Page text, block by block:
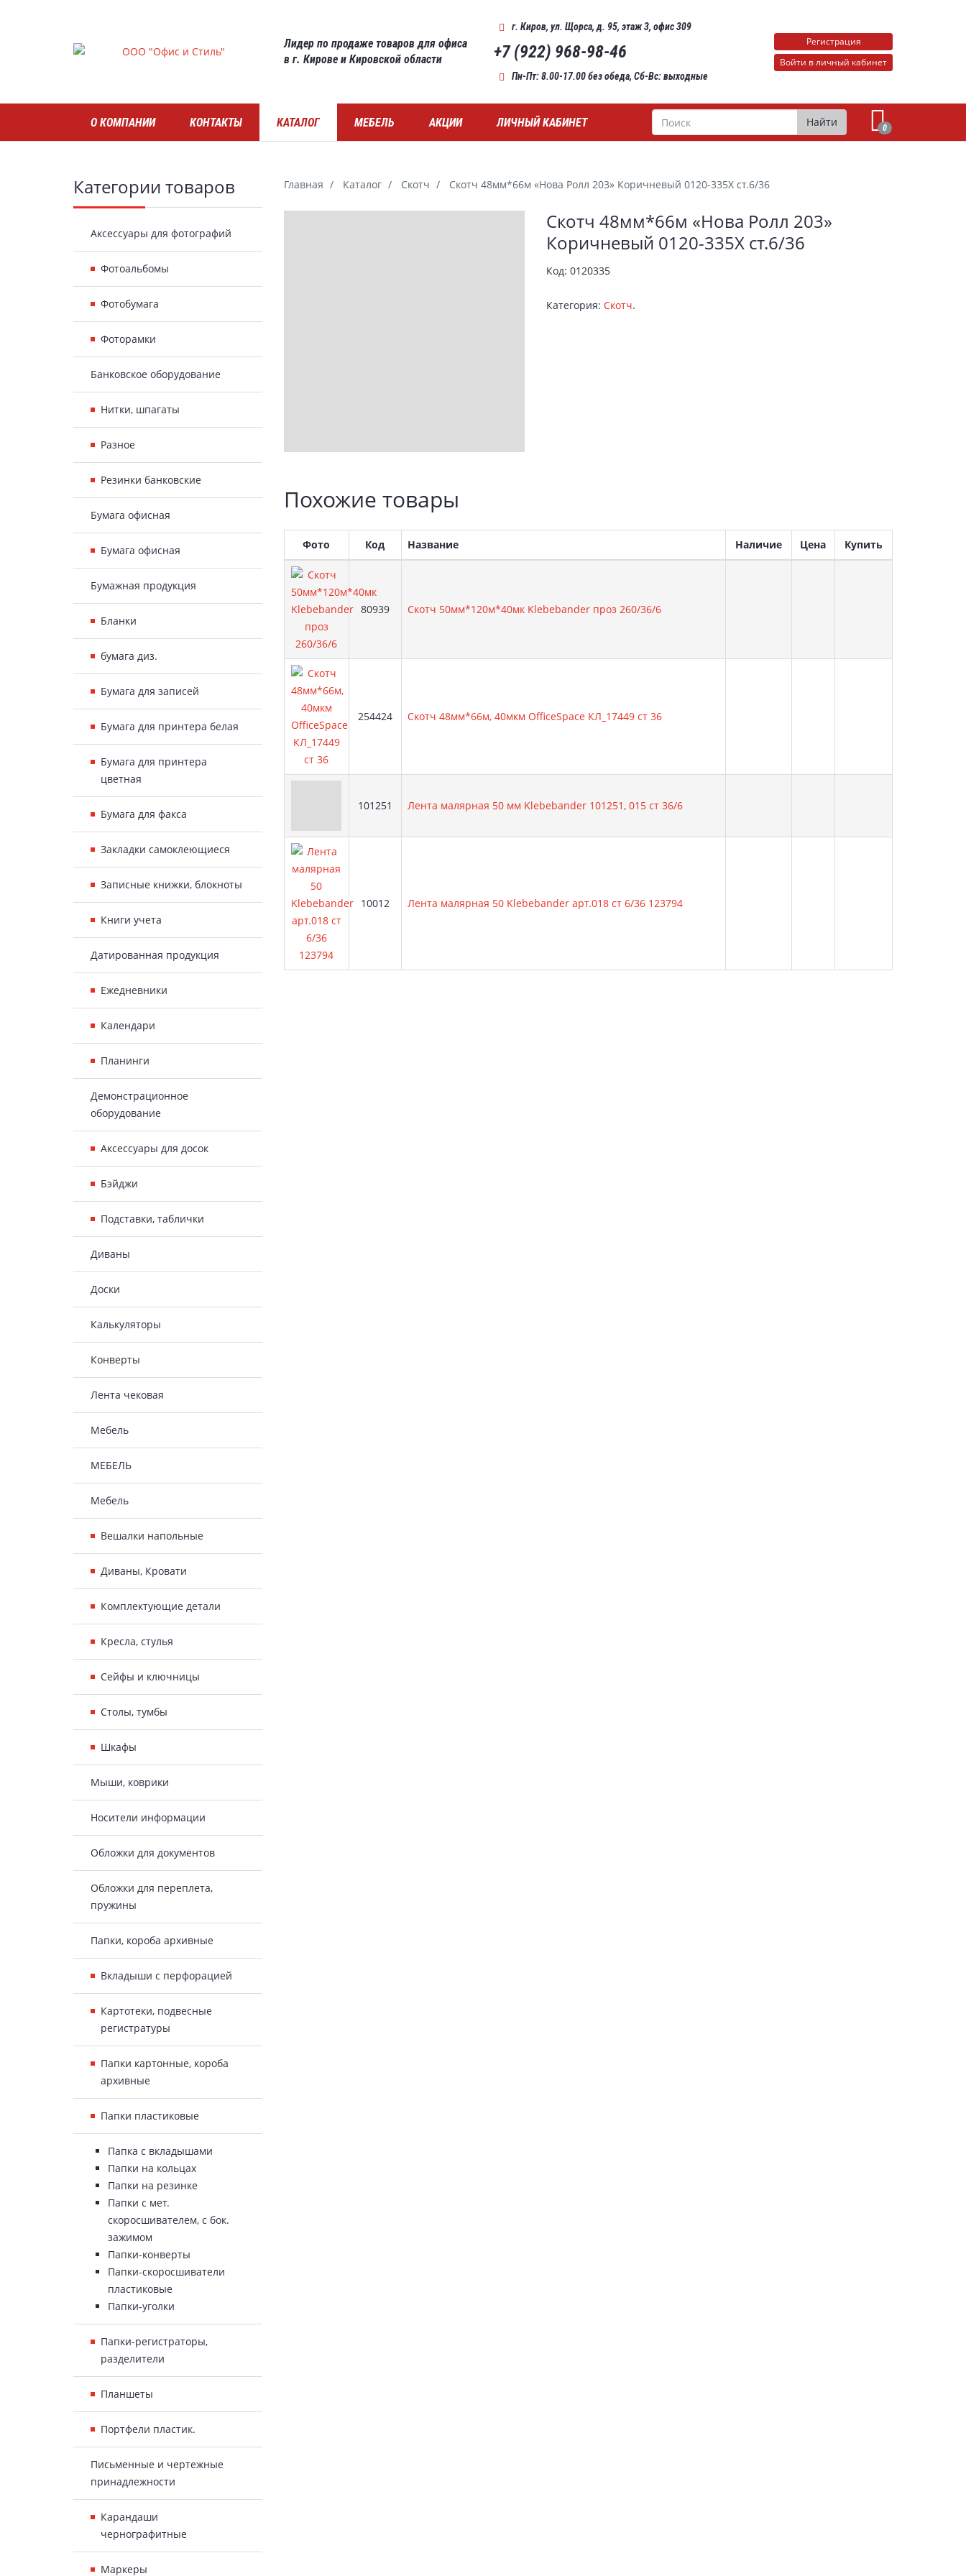
Лидер по продаже товаров для офиса
в г. Кирове и Кировской области
г. Киров, ул. Щорса, д. 95, этаж 3, офис 309
+7 (922) 968-98-46
Пн-Пт: 8.00-17.00 без обеда, Сб-Вс: выходные
Регистрация
Войти в личный кабинет
НавигацияО КОМПАНИИ КОНТАКТЫ КАТАЛОГ МЕБЕЛЬ АКЦИИ ЛИЧНЫЙ КАБИНЕТ 0
Поиск Найти
Главная Каталог Скотч Скотч 48мм*66м «Нова Ролл 203» Коричневый 0120-335Х ст.6/36
Скотч 48мм*66м «Нова Ролл 203»
Коричневый 0120-335Х ст.6/36
Код:0120335
Категория:Скотч.
Похожие товары
Фото Код Название Наличие Цена Купить
Артикул:
80939 Скотч 50мм*120м*40мк Klebebander проз 260/36/6
Артикул:
254424 Скотч 48мм*66м, 40мкм OfficeSpace КЛ_17449 ст 36
Артикул:
101251 Лента малярная 50 мм Klebebander 101251, 015 ст 36/6
Артикул:
10012 Лента малярная 50 Klebebander арт.018 ст 6/36 123794
Боковая
панель
Категории товаров
Аксессуары для фотографий
Фотоальбомы
Фотобумага
Фоторамки
Банковское оборудование
Нитки, шпагаты
Разное
Резинки банковские
Бумага офисная
Бумага офисная
Бумажная продукция
Бланки
бумага диз.
Бумага для записей
Бумага для принтера белая
Бумага для принтера
цветная
Бумага для факса
Закладки самоклеющиеся
Записные книжки, блокноты
Книги учета
Датированная продукция
Ежедневники
Календари
Планинги
Демонстрационное
оборудование
Аксессуары для досок
Бэйджи
Подставки, таблички
Диваны
Доски
Калькуляторы
Конверты
Лента чековая
Мебель
МЕБЕЛЬ
Мебель
Вешалки напольные
Диваны, Кровати
Комплектующие детали
Кресла, стулья
Сейфы и ключницы
Столы, тумбы
Шкафы
Мыши, коврики
Носители информации
Обложки для документов
Обложки для переплета,
пружины
Папки, короба архивные
Вкладыши с перфорацией
Картотеки, подвесные
регистратуры
Папки картонные, короба
архивные
Папки пластиковые
Папка с вкладышами
Папки на кольцах
Папки на резинке
Папки с мет.
скоросшивателем, с бок.
зажимом
Папки-конверты
Папки-скоросшиватели
пластиковые
Папки-уголки
Папки-регистраторы,
разделители
Планшеты
Портфели пластик.
Письменные и чертежные
принадлежности
Карандаши
чернографитные
Маркеры